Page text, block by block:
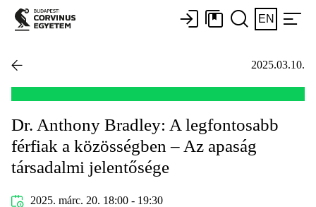
EN
2025.03.10.
Dr. Anthony Bradley: A legfontosabb
férfiak a közösségben – Az apaság
társadalmi jelentősége
2025. márc. 20. 18:00 - 19:30